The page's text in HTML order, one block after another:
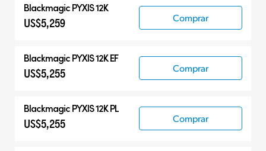
Blackmagic PYXIS 12K
US$5,259 Comprar
Blackmagic PYXIS 12K EF
US$5,255 Comprar
Blackmagic PYXIS 12K PL
US$5,255 Comprar